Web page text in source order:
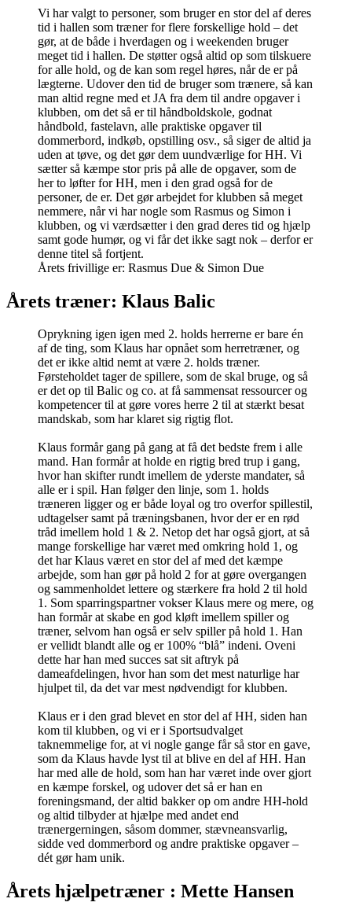
Vi har valgt to personer, som bruger en stor del af deres
tid i hallen som træner for flere forskellige hold – det
gør, at de både i hverdagen og i weekenden bruger
meget tid i hallen. De støtter også altid op som tilskuere
for alle hold, og de kan som regel høres, når de er på
lægterne. Udover den tid de bruger som trænere, så kan
man altid regne med et JA fra dem til andre opgaver i
klubben, om det så er til håndboldskole, godnat
håndbold, fastelavn, alle praktiske opgaver til
dommerbord, indkøb, opstilling osv., så siger de altid ja
uden at tøve, og det gør dem uundværlige for HH. Vi
sætter så kæmpe stor pris på alle de opgaver, som de
her to løfter for HH, men i den grad også for de
personer, de er. Det gør arbejdet for klubben så meget
nemmere, når vi har nogle som Rasmus og Simon i
klubben, og vi værdsætter i den grad deres tid og hjælp
samt gode humør, og vi får det ikke sagt nok – derfor er
denne titel så fortjent.
Årets frivillige er: Rasmus Due & Simon Due
Årets træner: Klaus Balic
Oprykning igen igen med 2. holds herrerne er bare én
af de ting, som Klaus har opnået som herretræner, og
det er ikke altid nemt at være 2. holds træner.
Førsteholdet tager de spillere, som de skal bruge, og så
er det op til Balic og co. at få sammensat ressourcer og
kompetencer til at gøre vores herre 2 til at stærkt besat
mandskab, som har klaret sig rigtig flot.
Klaus formår gang på gang at få det bedste frem i alle
mand. Han formår at holde en rigtig bred trup i gang,
hvor han skifter rundt imellem de yderste mandater, så
alle er i spil. Han følger den linje, som 1. holds
træneren ligger og er både loyal og tro overfor spillestil,
udtagelser samt på træningsbanen, hvor der er en rød
tråd imellem hold 1 & 2. Netop det har også gjort, at så
mange forskellige har været med omkring hold 1, og
det har Klaus været en stor del af med det kæmpe
arbejde, som han gør på hold 2 for at gøre overgangen
og sammenholdet lettere og stærkere fra hold 2 til hold
1. Som sparringspartner vokser Klaus mere og mere, og
han formår at skabe en god kløft imellem spiller og
træner, selvom han også er selv spiller på hold 1. Han
er vellidt blandt alle og er 100% “blå” indeni. Oveni
dette har han med succes sat sit aftryk på
dameafdelingen, hvor han som det mest naturlige har
hjulpet til, da det var mest nødvendigt for klubben.
Klaus er i den grad blevet en stor del af HH, siden han
kom til klubben, og vi er i Sportsudvalget
taknemmelige for, at vi nogle gange får så stor en gave,
som da Klaus havde lyst til at blive en del af HH. Han
har med alle de hold, som han har været inde over gjort
en kæmpe forskel, og udover det så er han en
foreningsmand, der altid bakker op om andre HH-hold
og altid tilbyder at hjælpe med andet end
trænergerningen, såsom dommer, stævneansvarlig,
sidde ved dommerbord og andre praktiske opgaver –
dét gør ham unik.
Årets hjælpetræner : Mette Hansen